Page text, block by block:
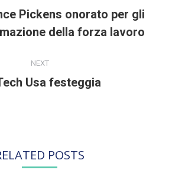
Previous
post:
Pickens onorato per gli
della forza lavoro
NEXT
Next
Usa festeggia
POSTS